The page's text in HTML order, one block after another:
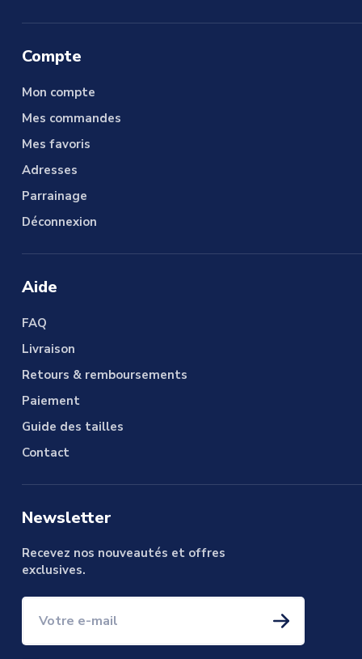
Compte
Mon compte
Mes commandes
Mes favoris
Adresses
Parrainage
Déconnexion
Aide
FAQ
Livraison
Retours & remboursements
Paiement
Guide des tailles
Contact
Newsletter
Recevez nos nouveautés et offres
exclusives.